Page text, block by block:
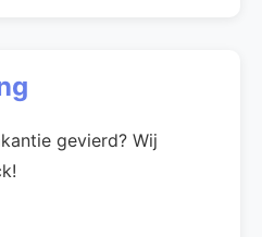
gevierd? Wij